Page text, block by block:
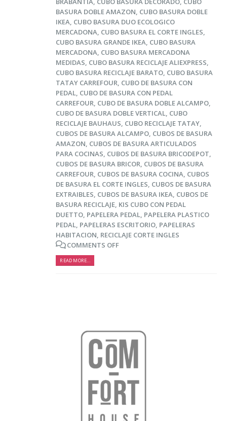
BASURA DOBLE AMAZON, CUBO BASURA DOBLE
IKEA, CUBO BASURA DUO ECOLOGICO
MERCADONA, CUBO BASURA EL CORTE INGLES,
CUBO BASURA GRANDE IKEA, CUBO BASURA
MERCADONA, CUBO BASURA MERCADONA
MEDIDAS, CUBO BASURA RECICLAJE ALIEXPRESS,
CUBO BASURA RECICLAJE BARATO, CUBO BASURA
TATAY CARREFOUR, CUBO DE BASURA CON
PEDAL, CUBO DE BASURA CON PEDAL
CARREFOUR, CUBO DE BASURA DOBLE ALCAMPO,
CUBO DE BASURA DOBLE VERTICAL, CUBO
RECICLAJE BAUHAUS, CUBO RECICLAJE TATAY,
CUBOS DE BASURA ALCAMPO, CUBOS DE BASURA
AMAZON, CUBOS DE BASURA ARTICULADOS
PARA COCINAS, CUBOS DE BASURA BRICODEPOT,
CUBOS DE BASURA BRICOR, CUBOS DE BASURA
CARREFOUR, CUBOS DE BASURA COCINA, CUBOS
DE BASURA EL CORTE INGLES, CUBOS DE BASURA
EXTRAIBLES, CUBOS DE BASURA IKEA, CUBOS DE
BASURA RECICLAJE, KIS CUBO CON PEDAL
DUETTO, PAPELERA PEDAL, PAPELERA PLASTICO
PEDAL, PAPELERAS ESCRITORIO, PAPELERAS
HABITACION, RECICLAJE CORTE INGLES
COMMENTS OFF
READ MORE...